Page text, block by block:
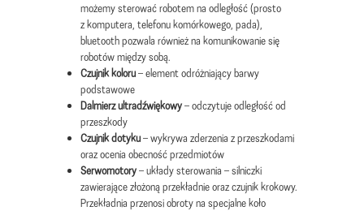
możemy sterować robotem na odległość (prosto
z komputera, telefonu komórkowego, pada),
bluetooth pozwala również na komunikowanie się
robotów między sobą.
Czujnik koloru– element odróżniający barwy
podstawowe
Dalmierz ultradźwiękowy– odczytuje odległość od
przeszkody
Czujnik dotyku– wykrywa zderzenia z przeszkodami
oraz ocenia obecność przedmiotów
Serwomotory– układy sterowania – silniczki
zawierające złożoną przekładnie oraz czujnik krokowy.
Przekładnia przenosi obroty na specjalne koło